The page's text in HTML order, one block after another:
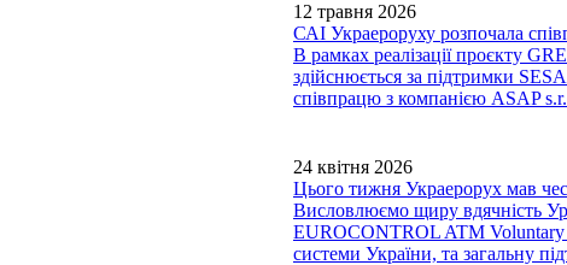
12 травня 2026
САІ Украероруху розпочала
В рамках реалізації проєкту
здійснюється за підтримки
співпрацю з компанією ASAP
24 квітня 2026
Цього тижня Украерорух мав
Висловлюємо щиру вдячність
EUROCONTROL ATM Voluntary
системи України, та загальну